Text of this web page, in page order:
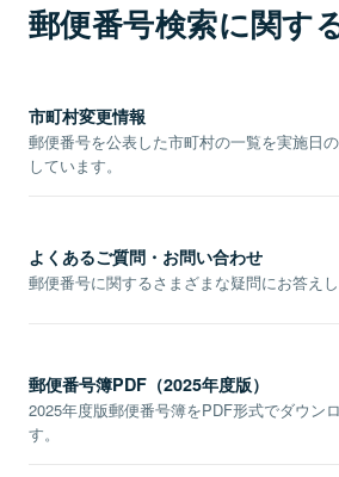
郵便番号検索に関す
市町村変更情報
郵便番号を公表した市町村の一覧を実施日
しています。
よくあるご質問・お問い合わせ
郵便番号に関するさまざまな疑問にお答えし
郵便番号簿PDF（2025年度版）
2025年度版郵便番号簿をPDF形式でダウン
す。